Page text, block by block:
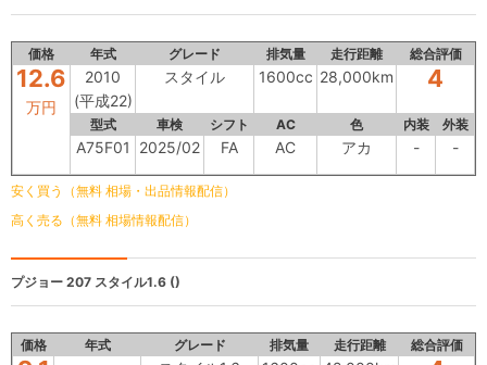
価格 年式 グレード 排気量 走行距離 総合評価
12.6
万円
2010
(平成22)
スタイル 1600cc 28,000km 4
型式 車検 シフト AC 色 内装 外装
A75F01 2025/02 FA AC アカ - -
安く買う（無料 相場・出品情報配信）
高く売る（無料 相場情報配信）
プジョー 207 スタイル1.6 ()
価格 年式 グレード 排気量 走行距離 総合評価